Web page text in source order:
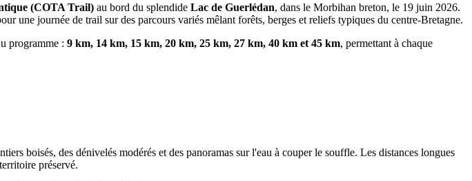
(COTA Trail) au bord du splendide Lac de Guerlédan, dans le Morbihan breton, le 19 juin 2026.
une journée de trail sur des parcours variés mêlant forêts, berges et reliefs typiques du centre-Bretagne.
programme : 9 km, 14 km, 15 km, 20 km, 25 km, 27 km, 40 km et 45 km, permettant à chaque
boisés, des dénivelés modérés et des panoramas sur l'eau à couper le souffle. Les distances longues
préservé.